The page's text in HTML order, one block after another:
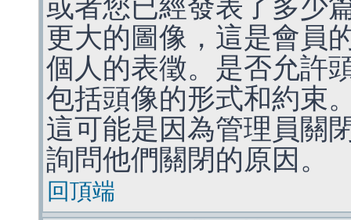
或者您已經發表了多少
更大的圖像，這是會員
個人的表徵。是否允許
包括頭像的形式和約束
這可能是因為管理員關
詢問他們關閉的原因。
回頂端